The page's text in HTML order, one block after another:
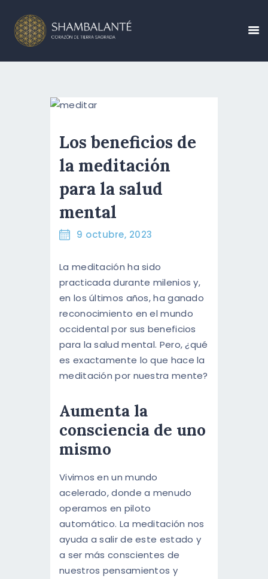
CALENDARIO DE
CREA TU EVENTO
BLOG
CONTÁCTANOS
RESERVA AHORA
Los beneficios de
la meditación
para la salud
mental
9 octubre, 2023
La meditación ha sido
practicada durante milenios y,
en los últimos años, ha ganado
reconocimiento en el mundo
occidental por sus beneficios
para la salud mental. Pero, ¿qué
es exactamente lo que hace la
meditación por nuestra mente?
Aumenta la
consciencia de uno
mismo
Vivimos en un mundo
acelerado, donde a menudo
operamos en piloto
automático. La meditación nos
ayuda a salir de este estado y
a ser más conscientes de
nuestros pensamientos y